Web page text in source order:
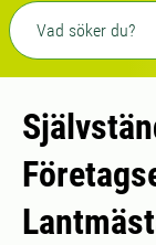
Fritext sökning